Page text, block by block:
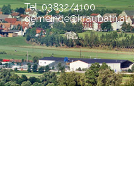
Tel. 03832/4100
gemeinde@kraubath.at